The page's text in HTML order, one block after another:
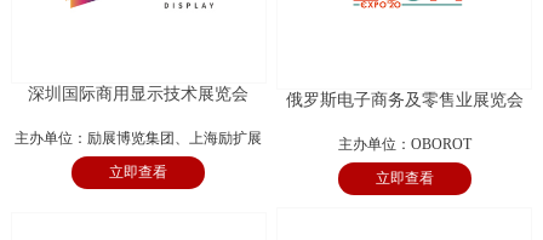
深圳国际商用显示技术展览会
主办单位：励展博览集团、上海励扩展
览有限公司
立即查看
俄罗斯电子商务及零售业展览会
主办单位：OBOROT
立即查看